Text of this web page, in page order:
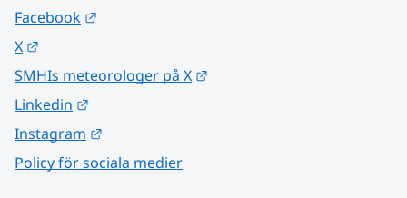
Facebook
X
SMHIs meteorologer på X
Linkedin
Instagram
Policy för sociala medier